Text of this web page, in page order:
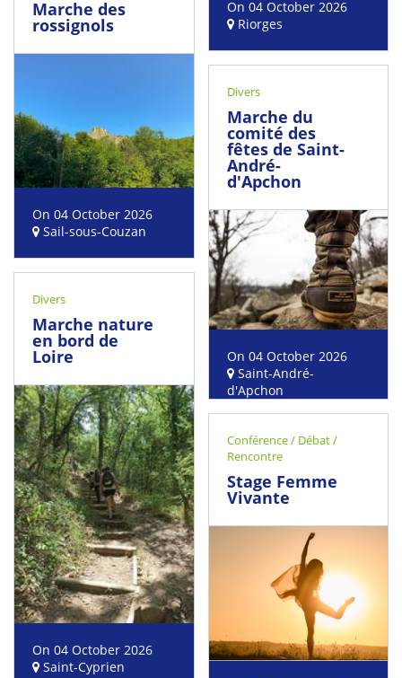
On 04 October 2026
Riorges
Marche des
rossignols
On 04 October 2026
Sail-sous-Couzan
Divers
Marche du
comité des
fêtes de Saint-
André-
d'Apchon
On 04 October 2026
Saint-André-
d'Apchon
Divers
Marche nature
en bord de
Loire
On 04 October 2026
Saint-Cyprien
Conférence / Débat /
Rencontre
Stage Femme
Vivante